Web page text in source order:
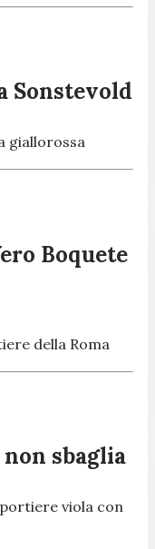
Sonstevold
giallorossa
Boquete
della Roma
sbaglia
viola con